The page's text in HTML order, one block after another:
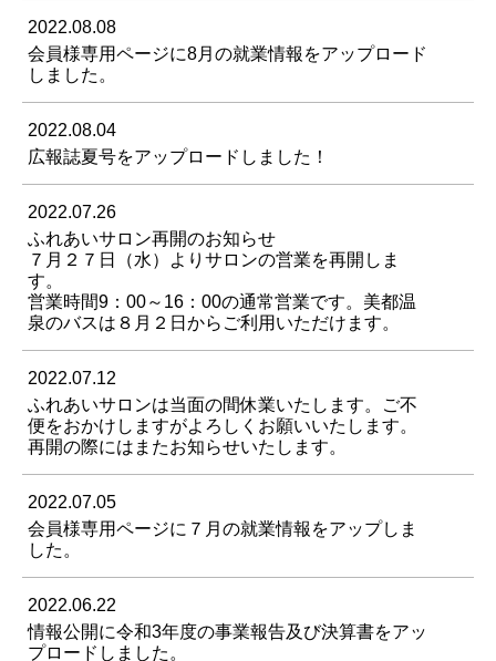
2022.08.08
会員様専用ページに8月の就業情報をアップロード
しました。
2022.08.04
広報誌夏号をアップロードしました！
2022.07.26
ふれあいサロン再開のお知らせ
７月２７日（水）よりサロンの営業を再開しま
す。
営業時間9：00～16：00の通常営業です。美都温
泉のバスは８月２日からご利用いただけます。
2022.07.12
ふれあいサロンは当面の間休業いたします。ご不
便をおかけしますがよろしくお願いいたします。
再開の際にはまたお知らせいたします。
2022.07.05
会員様専用ページに７月の就業情報をアップしま
した。
2022.06.22
情報公開に令和3年度の事業報告及び決算書をアッ
プロードしました。